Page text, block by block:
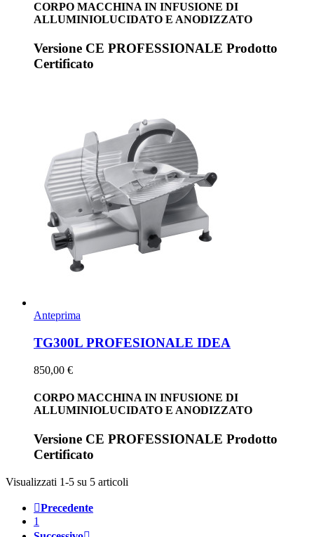
CORPO MACCHINA IN INFUSIONE DI
ALLUMINIOLUCIDATO E ANODIZZATO
Versione CE PROFESSIONALE Prodotto
Certificato
Anteprima
TG300L PROFESIONALE IDEA
850,00 €
CORPO MACCHINA IN INFUSIONE DI
ALLUMINIOLUCIDATO E ANODIZZATO
Versione CE PROFESSIONALE Prodotto
Certificato
Visualizzati 1-5 su 5 articoli
Precedente
1